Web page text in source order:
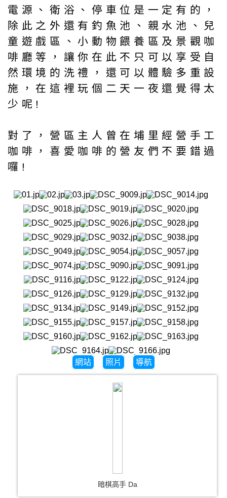
電源、衛浴、停車位是一定有的，
除此之外還有釣魚池、親水池、兒
童遊戲區、小動物餵養區及景觀咖
啡廳等，讓你在此不只可以享受自
然環境的洗禮，還可以體驗多重設
施，在這裡玩個二天一夜還覺得太
少呢!
對了，營區主人曾在埔里經營手工
咖啡，喜愛咖啡的營友們不要錯過
囉!
網站 照片 導航
暗棋高手 Da